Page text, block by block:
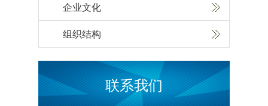
企业文化
组织结构
联系我们